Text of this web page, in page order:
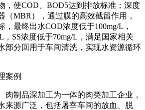
，使COD、BOD5达到排放标准；深度
（MBR），通过膜的高效截留作用，
，最终出水COD浓度低于100mg/L，
，SS浓度低于70mg/L，满足国家相关
部分回用于车间清洗，实现水资源循环
案例
肉制品深加工为一体的肉类加工企业，
来源广泛，包括屠宰车间的放血、脱